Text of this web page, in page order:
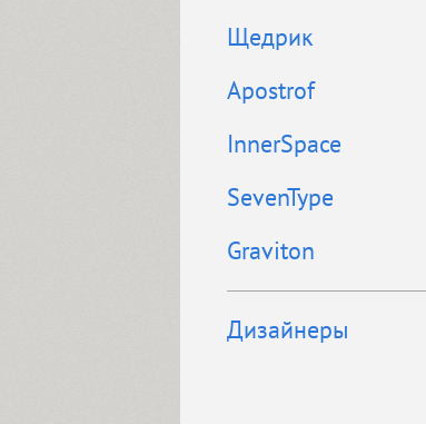
Щедрик
Apostrof
InnerSpace
SevenType
Graviton
Дизайнеры